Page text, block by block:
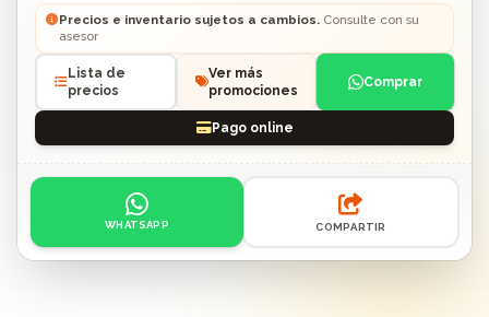
Precios e inventario sujetos a cambios.Consulte con su
asesor
Lista de
precios
Ver más
promociones
Comprar
Pago online
Acciones: contacto por WhatsApp o compartir enlace.
WHATSAPP COMPARTIR